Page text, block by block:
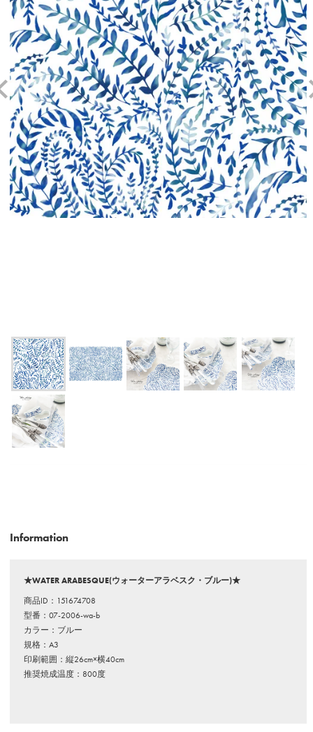
Information
★WATER ARABESQUE(ウォーターアラベスク・ブルー)★
商品ID：151674708
型番：07-2006-wa-b
カラー：ブルー
規格：A3
印刷範囲：縦26cm×横40cm
推奨焼成温度：800度